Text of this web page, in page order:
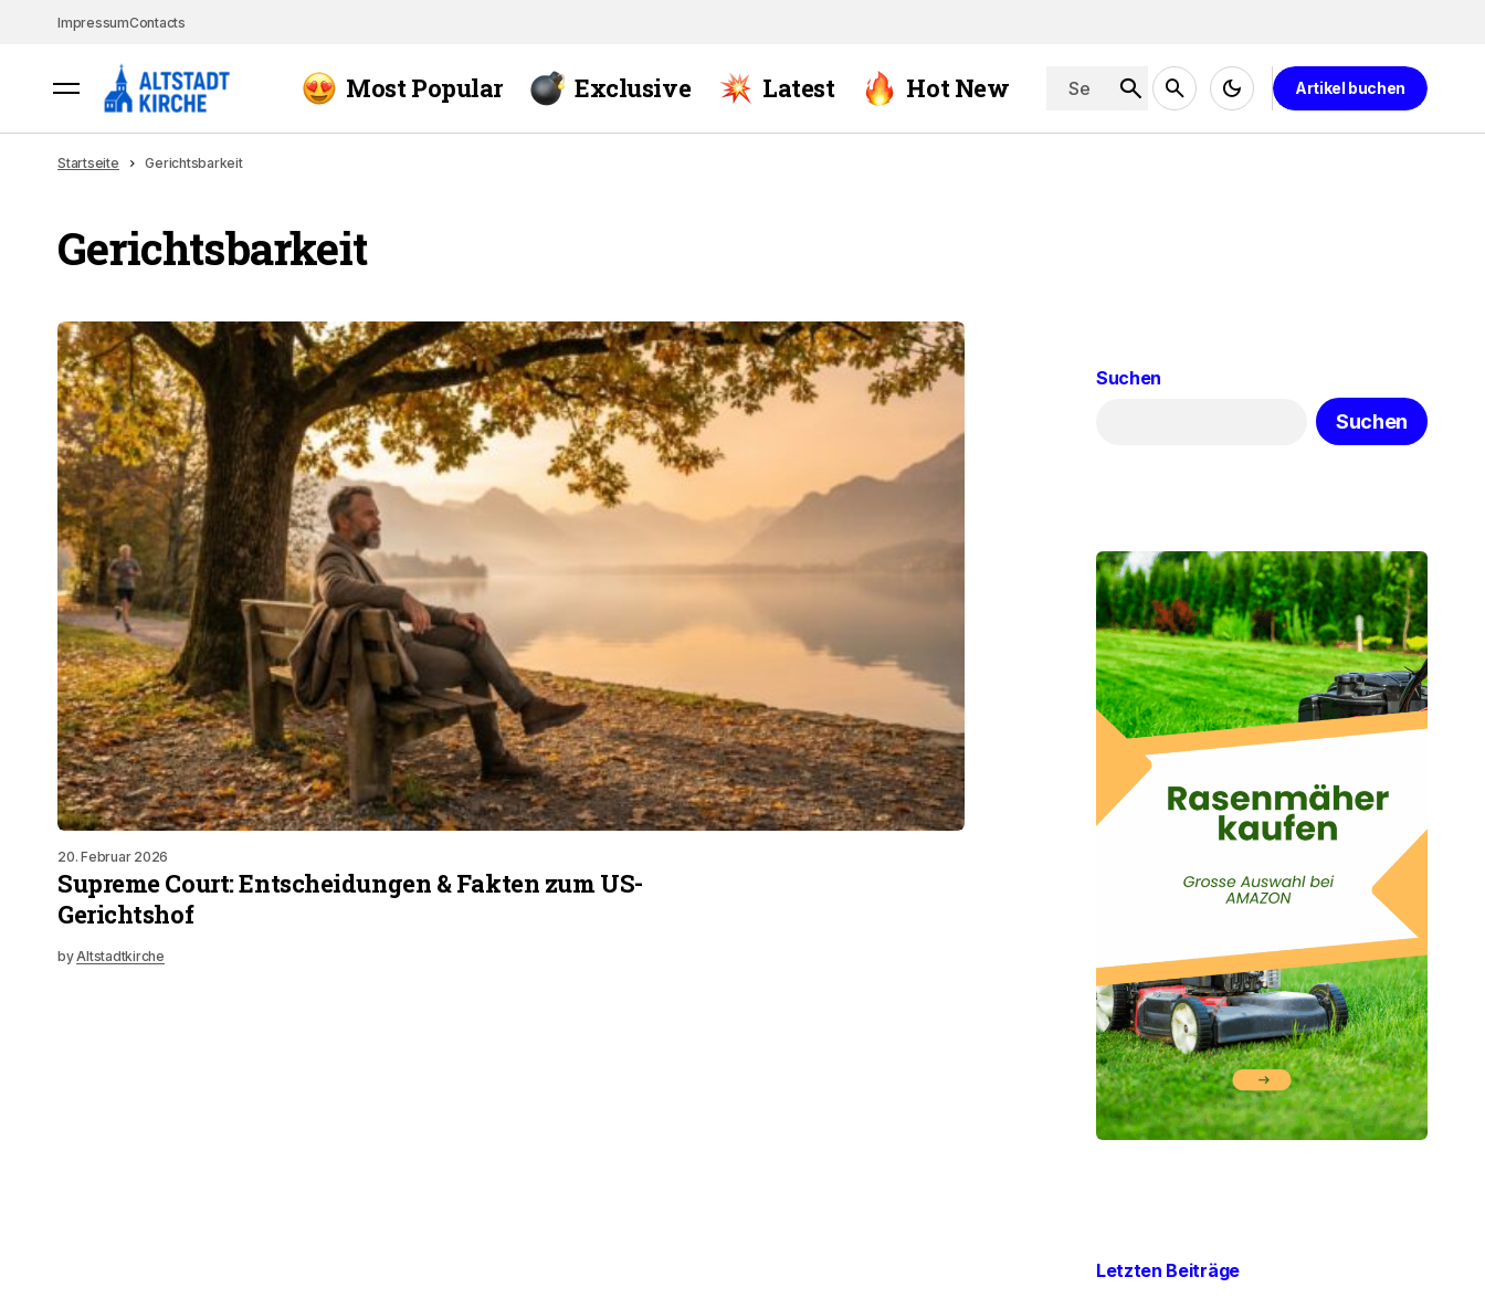
ImpressumContacts
Most Popular Exclusive Latest Hot New Artikel buchen
Startseite Gerichtsbarkeit
Gerichtsbarkeit
20. Februar 2026
Supreme Court: Entscheidungen & Fakten zum US-
Gerichtshof
byAltstadtkirche
Suchen
Suchen
Letzten Beiträge